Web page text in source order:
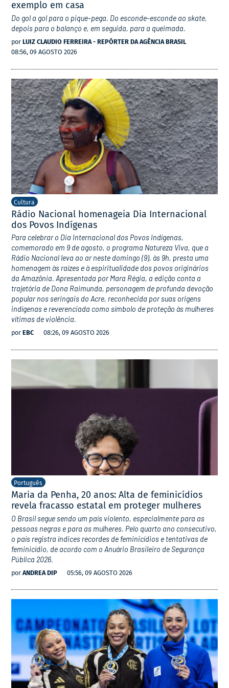
exemplo em casa
Do gol a gol para o pique-pega. Do esconde-esconde ao skate,
depois para o balanço e, em seguida, para a queimada.
por LUIZ CLAUDIO FERREIRA - REPÓRTER DA AGÊNCIA BRASIL
08:56, 09 AGOSTO 2026
Cultura
Rádio Nacional homenageia Dia Internacional
dos Povos Indígenas
Para celebrar o Dia Internacional dos Povos Indígenas,
comemorado em 9 de agosto, o programa Natureza Viva, que a
Rádio Nacional leva ao ar neste domingo (9), às 9h, presta uma
homenagem às raízes e à espiritualidade dos povos originários
da Amazônia. Apresentada por Mara Régia, a edição conta a
trajetória de Dona Raimunda, personagem de profunda devoção
popular nos seringais do Acre, reconhecida por suas origens
indígenas e reverenciada como símbolo de proteção às mulheres
vítimas de violência.
por EBC 08:26, 09 AGOSTO 2026
Português
Maria da Penha, 20 anos: Alta de feminicídios
revela fracasso estatal em proteger mulheres
O Brasil segue sendo um país violento, especialmente para as
pessoas negras e para as mulheres. Pelo quarto ano consecutivo,
o país registra índices recordes de feminicídios e tentativas de
feminicídio, de acordo com o Anuário Brasileiro de Segurança
Pública 2026.
por ANDREA DIP 05:56, 09 AGOSTO 2026